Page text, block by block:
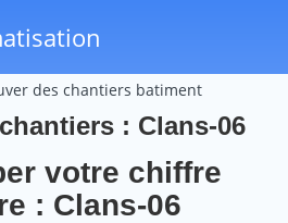
des chantiers batiment
: Clans-06
votre chiffre
: Clans-06